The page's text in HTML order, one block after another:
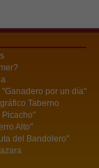
"Ganadero por un día"
Taberno
Picacho"
Alto"
del Bandolero"